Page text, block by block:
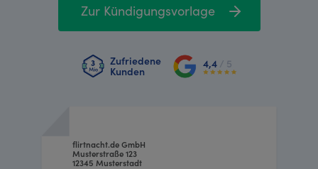
Zur Kündigungsvorlage
Zufriedene
Kunden
4,4 / 5
flirtnacht.de GmbH
Musterstraße 123
12345 Musterstadt